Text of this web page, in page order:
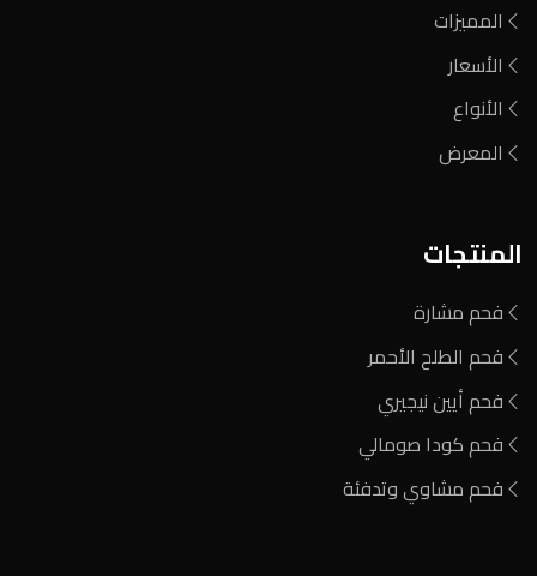
المميزات
الأسعار
الأنواع
المعرض
المنتجات
فحم مشارة
فحم الطلح الأحمر
فحم أيين نيجيري
فحم كودا صومالي
فحم مشاوي وتدفئة